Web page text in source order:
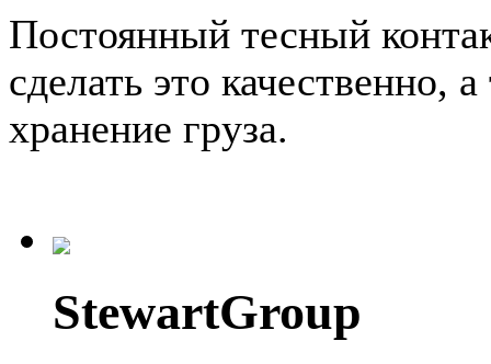
Постоянный тесный
сделать это качественно,
хранение груза.
StewartGroup